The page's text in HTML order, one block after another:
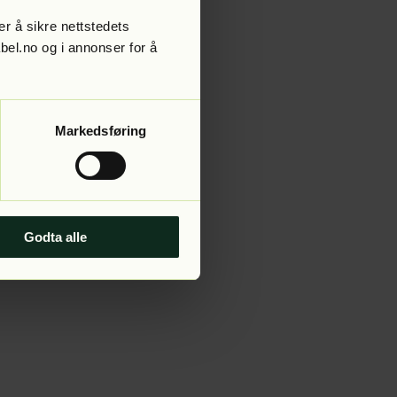
å sikre nettstedets
og i annonser for å
Markedsføring
Godta alle